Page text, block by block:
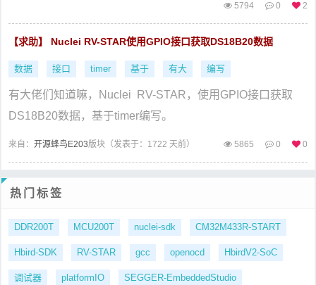
5794 0 2
【求助】 Nuclei RV-STAR使用GPIO接口获取DS18B20数据
数据 接口 timer 基于 有大 编写
有大佬们知道嘛，Nuclei RV-STAR，使用GPIO接口获取
DS18B20数据，基于timer编写。
来自： 开源蜂鸟E203版块（发表于：1722 天前） 5865 0 0
热门标签
DDR200T MCU200T nuclei-sdk CM32M433R-START
Hbird-SDK RV-STAR gcc openocd HbirdV2-SoC
调试器 platformIO SEGGER-EmbeddedStudio